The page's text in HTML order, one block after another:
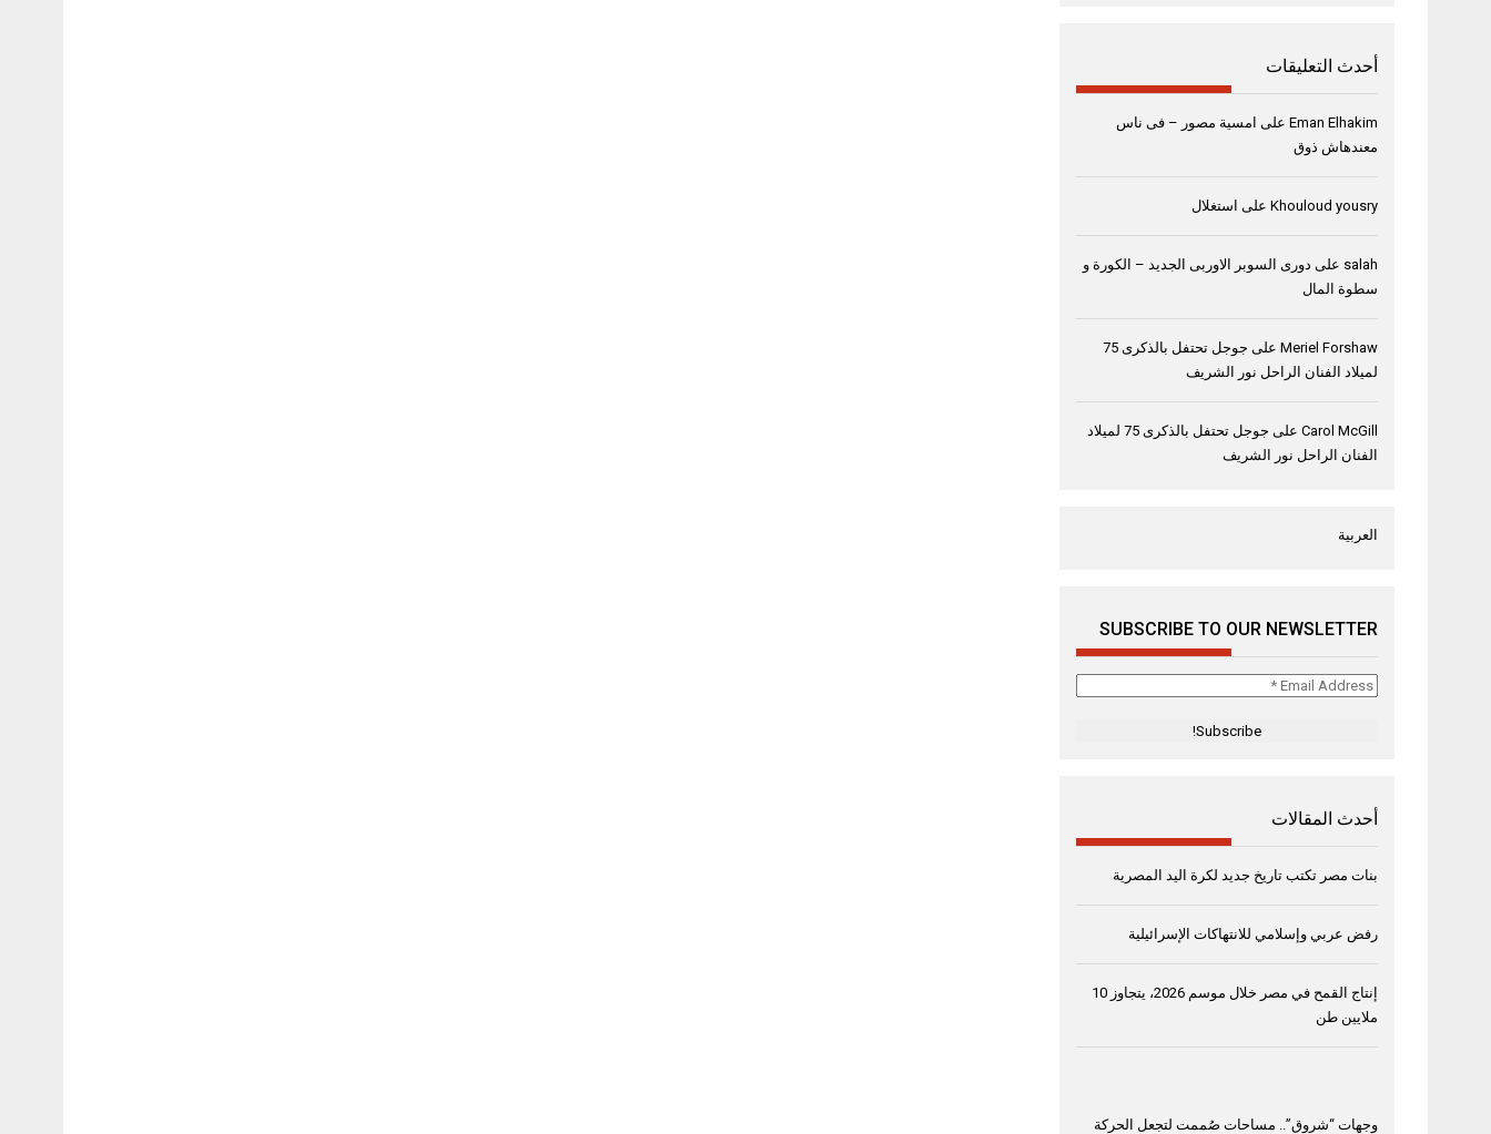
أحدث التعليقات
Eman Elhakim على امسية مصور – فى ناس
معندهاش ذوق
Khouloud yousry على استغلال
salah على دورى السوبر الاوربى الجديد – الكورة و
سطوة المال
Meriel Forshaw على
جوجل تحتفل بالذكرى 75
لميلاد الفنان الراحل نور الشريف
Carol McGill على
جوجل تحتفل بالذكرى 75 لميلاد
الفنان الراحل نور الشريف
العربية
SUBSCRIBE TO OUR NEWSLETTER
Email
أحدث المقالات
بنات مصر تكتب تاريخ جديد لكرة اليد المصرية
رفض عربي وإسلامي للانتهاكات الإسرائيلية
إنتاج القمح في مصر خلال موسم 2026، يتجاوز 10
ملايين طن
وجهات “شروق”.. مساحات صُممت لتجعل الحركة